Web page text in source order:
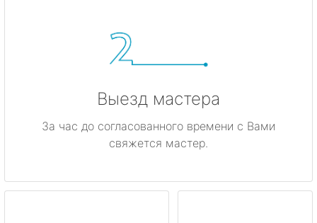
Выезд мастера
За час до согласованного времени с Вами
свяжется мастер.